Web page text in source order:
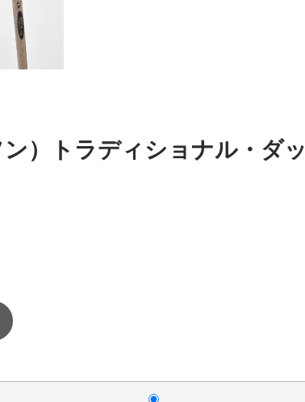
）トラディショナル・ダッ